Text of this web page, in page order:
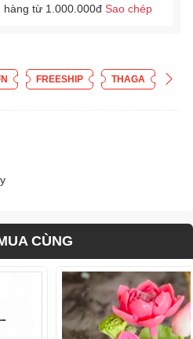
hàng từ 1.000.000đ Sao chép
FREESHIP THAGA
CÙNG